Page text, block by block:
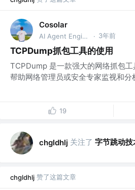
Cosolar
AI Agent Engineer @MINIMS AI Labs · 3年前
TCPDump抓包工具的使用
TCPDump 是一款强大的网络抓包工
帮助网络管理员或安全专家监视和分
19
chgldhlj 关注了 字节跳动技
chgldhlj 赞了这篇文章